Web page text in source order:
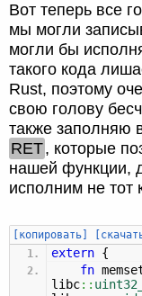
Вот теперь все
мы могли
могли бы
такого кода
Rust, поэтому
свою голову
также заполняю
RET, которые
нашей функции,
исполним не тот
[копировать]
extern {
fn
libc::